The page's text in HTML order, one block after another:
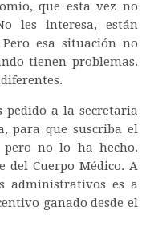
que esta vez no
les interesa, están
esa situación no
tienen problemas.
pedido a la secretaria
para que suscriba el
no lo ha hecho.
del Cuerpo Médico. A
administrativos es a
ganado desde el